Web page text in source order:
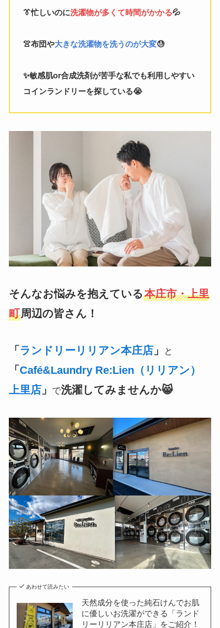
👔忙しいのに洗濯物が多くて時間がかかる💦
👚布団や大きな洗濯物を洗うのが大変😓
✨敏感肌or合成洗剤が苦手な私でも利用しやすい
コインランドリーを探している😭
そんなお悩みを抱えている本庄市・上里
町周辺の皆さん！
「 ランドリーリリアン本庄店」 と
「 Café&Laundry Re:Lien（リリアン）
上里店」 で洗濯してみませんか😸
あわせて読みたい
天然成分を使った純石けんでお肌
に優しいお洗濯ができる「ランド
リーリリアン本庄店」をご紹介！